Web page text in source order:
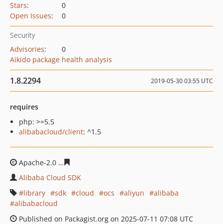
Stars:
0
Open Issues: 0
Security
Advisories:
0
Aikido package health analysis
1.8.2294 2019-05-30 03:55 UTC
requires
php: >=5.5
alibabacloud/client: ^1.5
Apache-2.0
Alibaba Cloud SDK
library
sdk cloud ocs aliyun
alibaba
alibabacloud
Published on Packagist.org on 2025-07-11 07:08 UTC